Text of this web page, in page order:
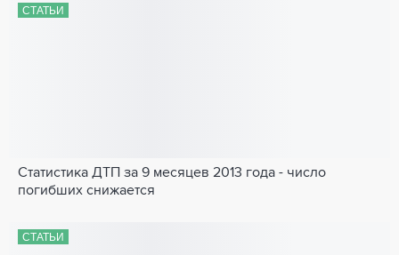
СТАТЬИ
Статистика ДТП за 9 месяцев 2013 года - число
погибших снижается
СТАТЬИ